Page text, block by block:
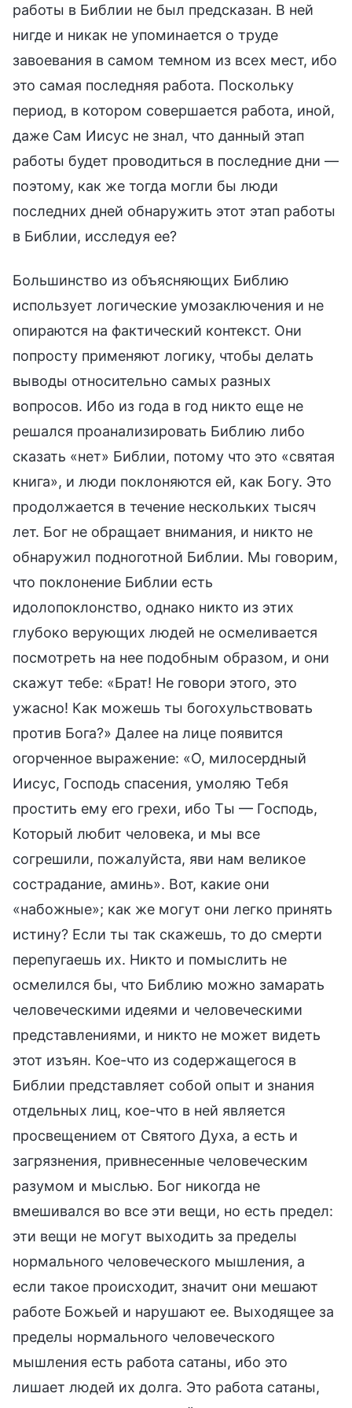
работы в Библии не был предсказан. В ней
нигде и никак не упоминается о труде
завоевания в самом темном из всех мест, ибо
это самая последняя работа. Поскольку
период, в котором совершается работа, иной,
даже Сам Иисус не знал, что данный этап
работы будет проводиться в последние дни —
поэтому, как же тогда могли бы люди
последних дней обнаружить этот этап работы
в Библии, исследуя ее?
Большинство из объясняющих Библию
использует логические умозаключения и не
опираются на фактический контекст. Они
попросту применяют логику, чтобы делать
выводы относительно самых разных
вопросов. Ибо из года в год никто еще не
решался проанализировать Библию либо
сказать «нет» Библии, потому что это «святая
книга», и люди поклоняются ей, как Богу. Это
продолжается в течение нескольких тысяч
лет. Бог не обращает внимания, и никто не
обнаружил подноготной Библии. Мы говорим,
что поклонение Библии есть
идолопоклонство, однако никто из этих
глубоко верующих людей не осмеливается
посмотреть на нее подобным образом, и они
скажут тебе: «Брат! Не говори этого, это
ужасно! Как можешь ты богохульствовать
против Бога?» Далее на лице появится
огорченное выражение: «О, милосердный
Иисус, Господь спасения, умоляю Тебя
простить ему его грехи, ибо Ты — Господь,
Который любит человека, и мы все
согрешили, пожалуйста, яви нам великое
сострадание, аминь». Вот, какие они
«набожные»; как же могут они легко принять
истину? Если ты так скажешь, то до смерти
перепугаешь их. Никто и помыслить не
осмелился бы, что Библию можно замарать
человеческими идеями и человеческими
представлениями, и никто не может видеть
этот изъян. Кое-что из содержащегося в
Библии представляет собой опыт и знания
отдельных лиц, кое-что в ней является
просвещением от Святого Духа, а есть и
загрязнения, привнесенные человеческим
разумом и мыслью. Бог никогда не
вмешивался во все эти вещи, но есть предел:
эти вещи не могут выходить за пределы
нормального человеческого мышления, а
если такое происходит, значит они мешают
работе Божьей и нарушают ее. Выходящее за
пределы нормального человеческого
мышления есть работа сатаны, ибо это
лишает людей их долга. Это работа сатаны,